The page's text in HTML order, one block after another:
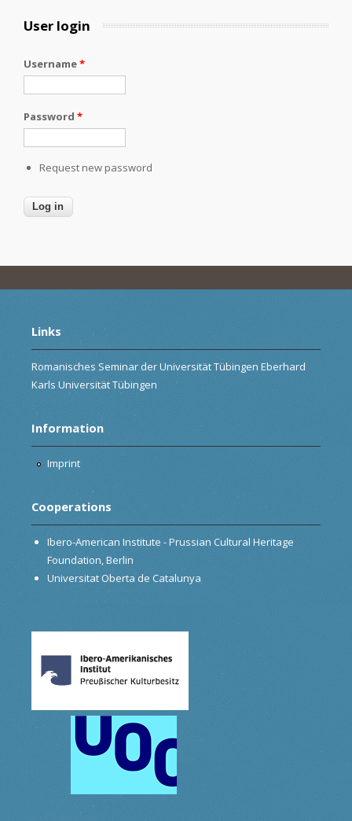
User login
Username*
Password *
Request new password
Links
Romanisches Seminar der Universität Tübingen Eberhard
Karls Universität Tübingen
Information
Imprint
Cooperations
Ibero-American Institute - Prussian Cultural Heritage
Foundation, Berlin
Universitat Oberta de Catalunya